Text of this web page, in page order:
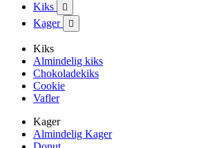
Kiks

Kager 
Kiks
Almindelig kiks
Chokoladekiks
Cookie
Vafler
Kager
Almindelig Kager